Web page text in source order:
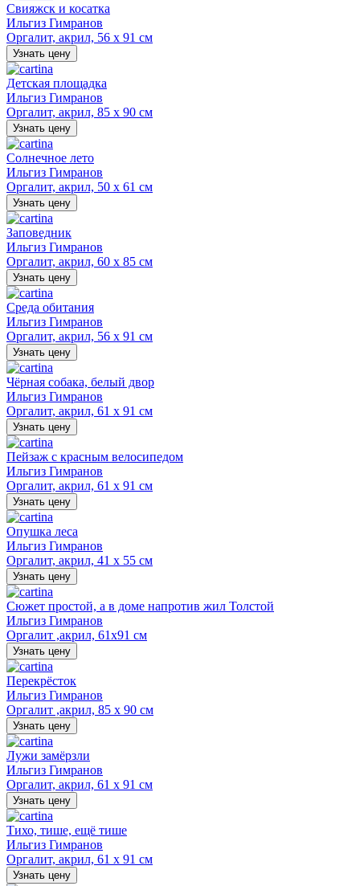
Свияжск и косатка
Ильгиз Гимранов
Оргалит, акрил, 56 х 91 см
Узнать цену
Детская площадка
Ильгиз Гимранов
Оргалит, акрил, 85 х 90 см
Узнать цену
Солнечное лето
Ильгиз Гимранов
Оргалит, акрил, 50 х 61 см
Узнать цену
Заповедник
Ильгиз Гимранов
Оргалит, акрил, 60 х 85 см
Узнать цену
Среда обитания
Ильгиз Гимранов
Оргалит, акрил, 56 х 91 см
Узнать цену
Чёрная собака, белый двор
Ильгиз Гимранов
Оргалит, акрил, 61 х 91 см
Узнать цену
Пейзаж с красным велосипедом
Ильгиз Гимранов
Оргалит, акрил, 61 х 91 см
Узнать цену
Опушка леса
Ильгиз Гимранов
Оргалит, акрил, 41 х 55 см
Узнать цену
Сюжет простой, а в доме напротив жил Толстой
Ильгиз Гимранов
Оргалит ,акрил, 61х91 см
Узнать цену
Перекрёсток
Ильгиз Гимранов
Оргалит ,акрил, 85 х 90 см
Узнать цену
Лужи замёрзли
Ильгиз Гимранов
Оргалит, акрил, 61 х 91 см
Узнать цену
Тихо, тише, ещё тише
Ильгиз Гимранов
Оргалит, акрил, 61 х 91 см
Узнать цену